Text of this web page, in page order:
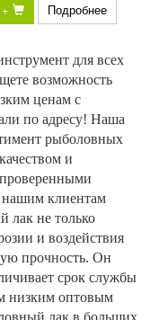
+ Подробнее
для всех
возможность
ценам с
по адресу! Наша
рыболовных
и
нашим клиентам
лак не только
и воздействия
прочность. Он
срок службы
низким оптовым